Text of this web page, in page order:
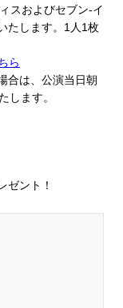
スおよびセブン-イ
たします。 1 人 1枚
ら
合は、公演当日朝
します。
ゼント！